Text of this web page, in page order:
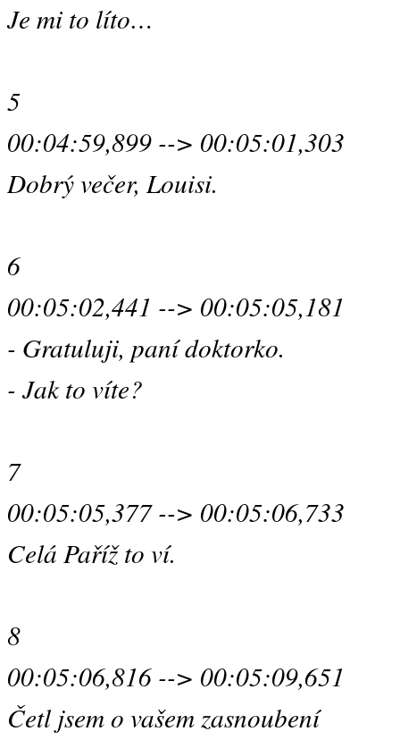
Je mi to líto…
5
00:04:59,899 --> 00:05:01,303
Dobrý večer, Louisi.
6
00:05:02,441 --> 00:05:05,181
- Gratuluji, paní doktorko.
- Jak to víte?
7
00:05:05,377 --> 00:05:06,733
Celá Paříž to ví.
8
00:05:06,816 --> 00:05:09,651
Četl jsem o vašem zasnoubení